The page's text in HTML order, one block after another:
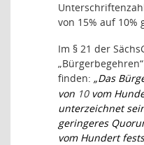
von 15% auf 10%
Im § 21 der
finden: „Das
von 10 vom
unterzeichnet
geringeres
vom Hundert